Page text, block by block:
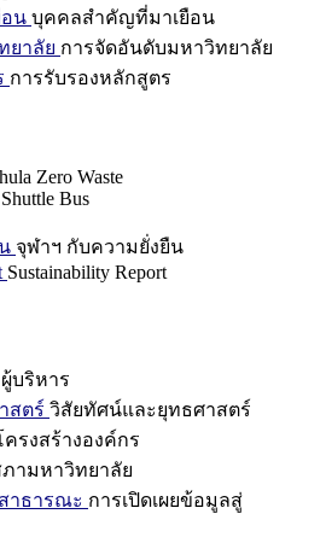
น บุคคลสำคัญที่มาเยือน
ยาลัย การจัดอันดับมหาวิทยาลัย
การรับรองหลักสูตร
Zero Waste
Bus
จุฬาฯ กับความยั่งยืน
Sustainability Report
บริหาร
สตร์ วิสัยทัศน์และยุทธศาสตร์
ครงสร้างองค์กร
ภามหาวิทยาลัย
าธารณะ การเปิดเผยข้อมูลสู่